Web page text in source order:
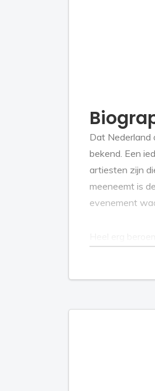
Dat Nederland
bekend. Een
artiesten zijn
meeneemt is
evenement
via het
Lytse Hille
Tegen’ toch
hits